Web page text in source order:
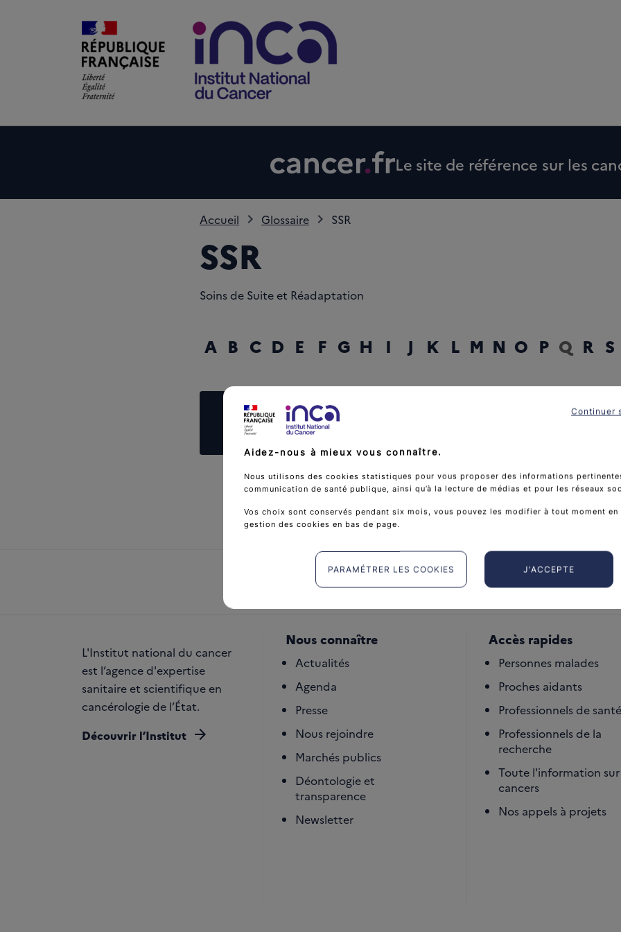
Le site de référence sur les
Accueil Glossaire SSR
SSR
Soins de Suite et Réadaptation
A B C D E F G H I J K L M N O P Q R S
Rechercher un mot
L'Institut national du cancer
est l’agence d'expertise
sanitaire et scientifique en
cancérologie de l’État.
Découvrir l’Institut arrow_forward
Nous connaître
Actualités
Agenda
Presse
Nous rejoindre
Marchés publics
Déontologie et
transparence
Newsletter
Accès rapides
Personnes malades
Proches aidants
Professionnels de santé
Professionnels de la
recherche
Toute l'information sur
cancers
Nos appels à projets
Aidez-nous à mieux vous connaître.
Nous utilisons des cookies statistiques pour vous proposer des informations
communication de santé publique, ainsi qu’à la lecture de médias et pour les réseaux
Vos choix sont conservés pendant six mois, vous pouvez les modifier à tout moment en
gestion des cookies en bas de page.
J'ACCEPTE
PARAMÉTRER LES COOKIES
Continuer